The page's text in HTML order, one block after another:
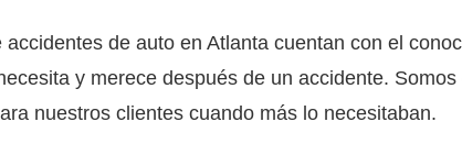
accidentes de auto en Atlanta cuentan con el
y merece después de un accidente.
nuestros clientes cuando más lo necesitaban.